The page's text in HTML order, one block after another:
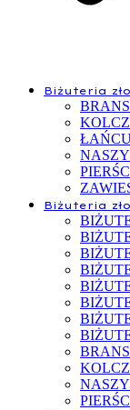
Biżuteria
Biżuteria